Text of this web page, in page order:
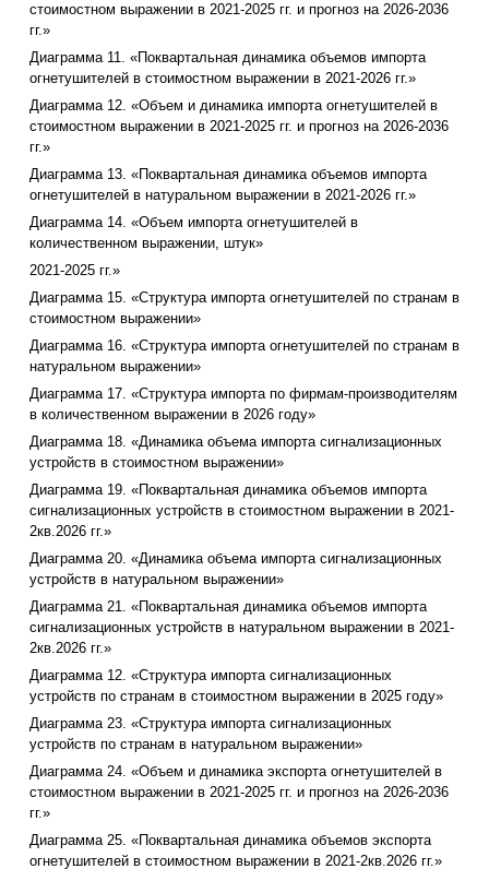
стоимостном выражении в 2021-2025 гг. и прогноз на 2026-2036
гг.»
Диаграмма 11. «Поквартальная динамика объемов импорта
огнетушителей в стоимостном выражении в 2021-2026 гг.»
Диаграмма 12. «Объем и динамика импорта огнетушителей в
стоимостном выражении в 2021-2025 гг. и прогноз на 2026-2036
гг.»
Диаграмма 13. «Поквартальная динамика объемов импорта
огнетушителей в натуральном выражении в 2021-2026 гг.»
Диаграмма 14. «Объем импорта огнетушителей в
количественном выражении, штук»
2021-2025 гг.»
Диаграмма 15. «Структура импорта огнетушителей по странам в
стоимостном выражении»
Диаграмма 16. «Структура импорта огнетушителей по странам в
натуральном выражении»
Диаграмма 17. «Структура импорта по фирмам-производителям
в количественном выражении в 2026 году»
Диаграмма 18. «Динамика объема импорта сигнализационных
устройств в стоимостном выражении»
Диаграмма 19. «Поквартальная динамика объемов импорта
сигнализационных устройств в стоимостном выражении в 2021-
2кв.2026 гг.»
Диаграмма 20. «Динамика объема импорта сигнализационных
устройств в натуральном выражении»
Диаграмма 21. «Поквартальная динамика объемов импорта
сигнализационных устройств в натуральном выражении в 2021-
2кв.2026 гг.»
Диаграмма 12. «Структура импорта сигнализационных
устройств по странам в стоимостном выражении в 2025 году»
Диаграмма 23. «Структура импорта сигнализационных
устройств по странам в натуральном выражении»
Диаграмма 24. «Объем и динамика экспорта огнетушителей в
стоимостном выражении в 2021-2025 гг. и прогноз на 2026-2036
гг.»
Диаграмма 25. «Поквартальная динамика объемов экспорта
огнетушителей в стоимостном выражении в 2021-2кв.2026 гг.»